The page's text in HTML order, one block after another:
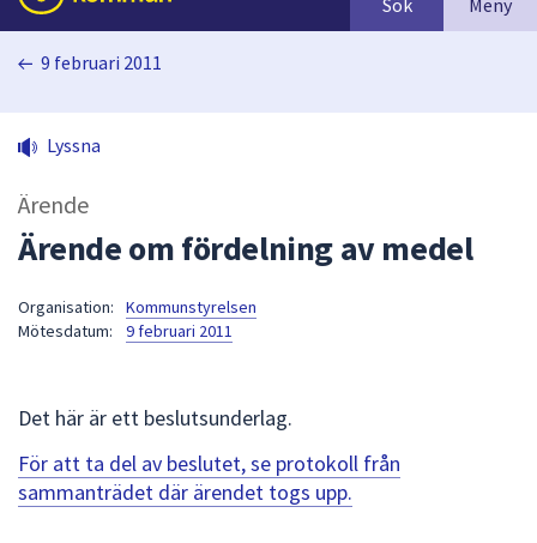
innehåll
på
sökfältet
kommer
piltangenterna
för
Sök Meny
9 februari 2011
Lyssna
Ärende
Ärende om fördelning av medel
Organisation:
Kommunstyrelsen
Mötesdatum:
9 februari 2011
Det här är ett beslutsunderlag.
För att ta del av beslutet, se protokoll från
sammanträdet där ärendet togs upp.